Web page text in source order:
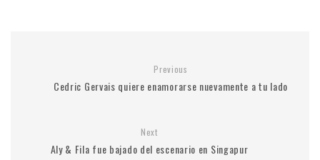
Previous
Cedric Gervais quiere enamorarse nuevamente a tu lado
Next
Aly & Fila fue bajado del escenario en Singapur